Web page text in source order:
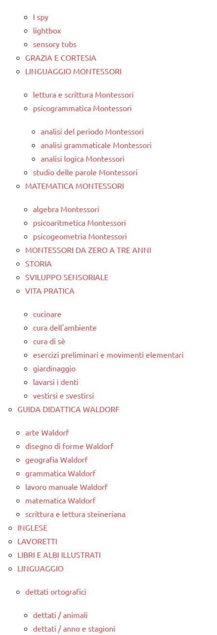
I spy
lightbox
sensory tubs
GRAZIA E CORTESIA
LINGUAGGIO MONTESSORI
lettura e scrittura Montessori
psicogrammatica Montessori
analisi del periodo Montessori
analisi grammaticale Montessori
analisi logica Montessori
studio delle parole Montessori
MATEMATICA MONTESSORI
algebra Montessori
psicoaritmetica Montessori
psicogeometria Montessori
MONTESSORI DA ZERO A TRE ANNI
STORIA
SVILUPPO SENSORIALE
VITA PRATICA
cucinare
cura dell'ambiente
cura di sè
esercizi preliminari e movimenti elementari
giardinaggio
lavarsi i denti
vestirsi e svestirsi
GUIDA DIDATTICA WALDORF
arte Waldorf
disegno di forme Waldorf
geografia Waldorf
grammatica Waldorf
lavoro manuale Waldorf
matematica Waldorf
scrittura e lettura steineriana
INGLESE
LAVORETTI
LIBRI E ALBI ILLUSTRATI
LINGUAGGIO
dettati ortografici
dettati / animali
dettati / anno e stagioni